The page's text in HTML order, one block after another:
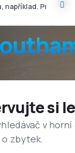
si
v
zbytek.